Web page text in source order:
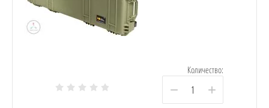
Количество:
− +